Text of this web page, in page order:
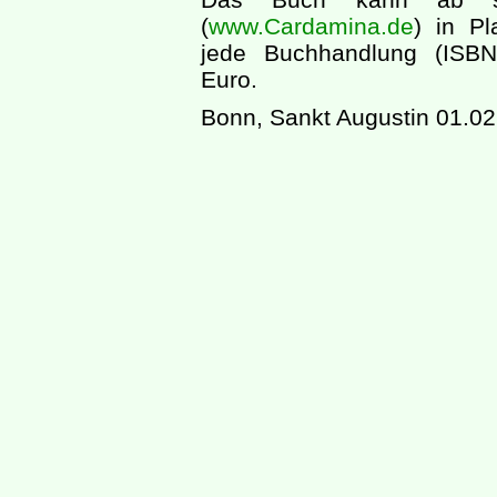
(www.Cardamina.de) in
jede Buchhandlung
Euro.
Bonn, Sankt Augustin